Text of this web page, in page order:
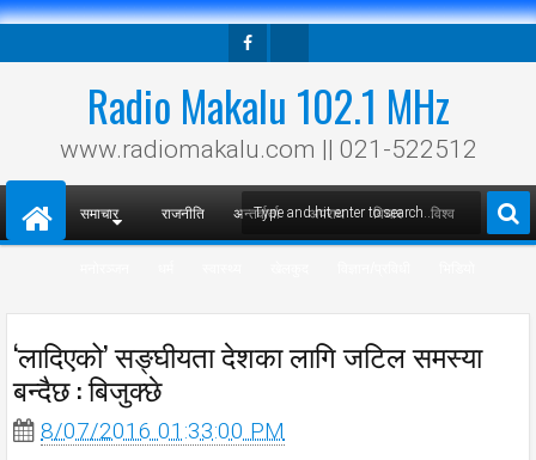
Radio Makalu 102.1 MHz
www.radiomakalu.com || 021-522512
समाचार राजनीति अन्तर्वार्ता अपराध विचार विश्व
‘लादिएको’ सङ्घीयता देशका लागि जटिल समस्या
बन्दैछ : बिजुक्छे
8/07/2016 01:33:00 PM